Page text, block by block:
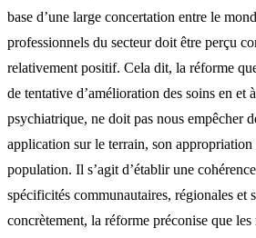
base d’une large concertation entre le
professionnels du secteur doit être perçu
relativement positif. Cela dit, la réforme
de tentative d’amélioration des soins en et
psychiatrique, ne doit pas nous empêcher
application sur le terrain, son appropriation
population. Il s’agit d’établir une
spécificités communautaires, régionales et
concrètement, la réforme préconise que